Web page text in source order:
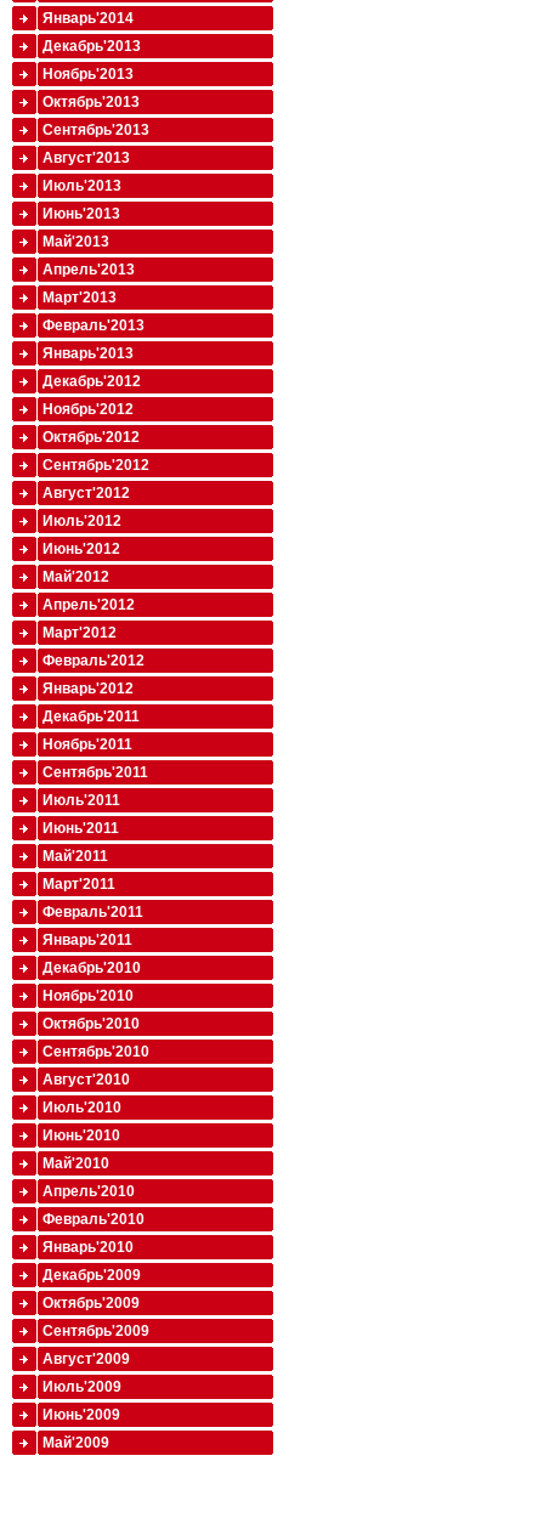
Январь'2014
Декабрь'2013
Ноябрь'2013
Октябрь'2013
Сентябрь'2013
Август'2013
Июль'2013
Июнь'2013
Май'2013
Апрель'2013
Март'2013
Февраль'2013
Январь'2013
Декабрь'2012
Ноябрь'2012
Октябрь'2012
Сентябрь'2012
Август'2012
Июль'2012
Июнь'2012
Май'2012
Апрель'2012
Март'2012
Февраль'2012
Январь'2012
Декабрь'2011
Ноябрь'2011
Сентябрь'2011
Июль'2011
Июнь'2011
Май'2011
Март'2011
Февраль'2011
Январь'2011
Декабрь'2010
Ноябрь'2010
Октябрь'2010
Сентябрь'2010
Август'2010
Июль'2010
Июнь'2010
Май'2010
Апрель'2010
Февраль'2010
Январь'2010
Декабрь'2009
Октябрь'2009
Сентябрь'2009
Август'2009
Июль'2009
Июнь'2009
Май'2009